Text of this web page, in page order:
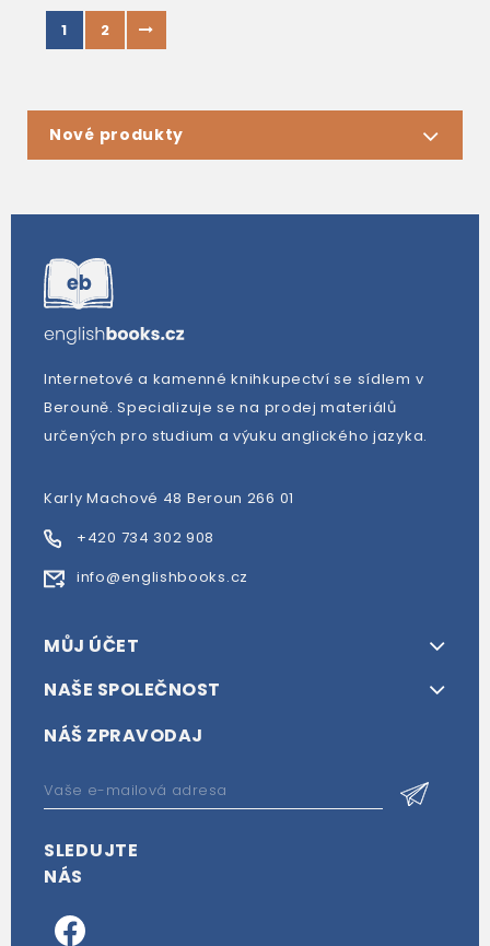
1
2
Nové produkty
Internetové a kamenné knihkupectví se sídlem v
Berouně. Specializuje se na prodej materiálů
určených pro studium a výuku anglického jazyka.
Karly Machové 48 Beroun 266 01
+420 734 302 908
info@englishbooks.cz
MŮJ ÚČET
NAŠE SPOLEČNOST
NÁŠ ZPRAVODAJ
SLEDUJTE
NÁS